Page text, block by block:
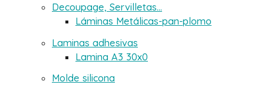
Decoupage, Servilletas...
Láminas Metálicas-pan-plomo
Laminas adhesivas
Lamina A3 30x0
Molde silicona